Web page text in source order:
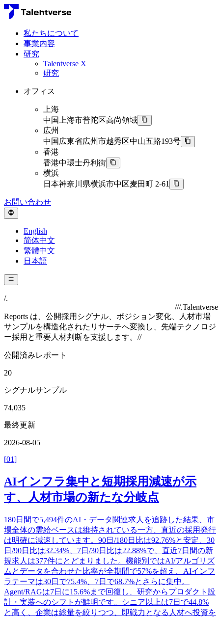
私たちについて
事業内容
研究
Talentverse X
研究
オフィス
上海
中国上海市普陀区高尚領域
広州
中国広東省広州市越秀区中山五路193号
香港
香港中環士丹利街
横浜
日本神奈川県横浜市中区麦田町 2-61
お問い合わせ
English
简体中文
繁體中文
日本語
/.
///.Talentverse
Reports は、公開採用シグナル、ポジション変化、人材市場
サンプルを構造化されたリサーチへ変換し、先端テクノロジ
ー採用と重要人材判断を支援します。 //
公開済みレポート
20
シグナルサンプル
74,035
最終更新
2026-08-05
[01]
AIインフラ集中と短期採用減速が示
す、人材市場の新たな分岐点
180日間で5,494件のAI・データ関連求人を追跡した結果、市
場全体の需給ベースは維持されている一方、直近の採用発行
は明確に減速しています。90日/180日比は92.76%と安定、30
日/90日比は32.34%、7日/30日比は22.88%で、直近7日間の新
規求人は377件にとどまりました。機能別ではAI/アルゴリズ
ムとデータを合わせた比率が全期間で57%を超え、AIインフ
ラテーマは30日で75.4%、7日で68.7%とさらに集中。
Agent/RAGは7日に15.6%まで回復し、研究からプロダクト設
計・実装へのシフトが鮮明です。シニア以上は7日で44.8%
と高く、企業は総量を絞りつつ、即戦力となる人材へ投資を